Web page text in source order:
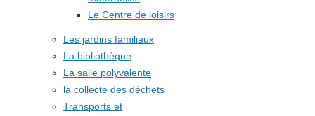
Le Centre de loisirs
Les jardins familiaux
La bibliothèque
La salle polyvalente
la collecte des déchets
Transports et